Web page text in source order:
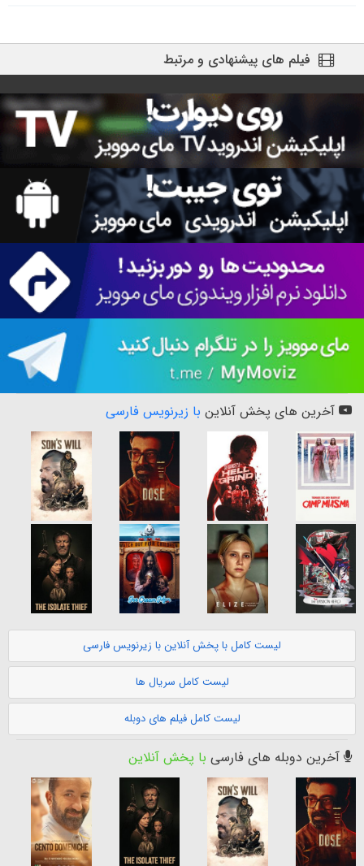
فیلم های پیشنهادی و مرتبط
آخرین های پخش آنلاین با زیرنویس فارسی
لیست کامل با پخش آنلاین با زیرنویس فارسی
لیست کامل سریال ها
لیست کامل فیلم های دوبله
آخرین دوبله های فارسی با پخش آنلاین